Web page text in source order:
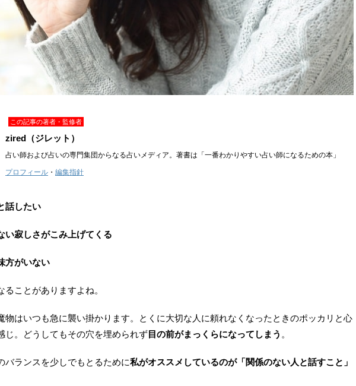
この記事の著者・監修者
zired（ジレット）
占い師および占いの専門集団からなる占いメディア。著書は「一番わかりやすい占い師になるための本」
プロフィール ・ 編集指針
話したい
い寂しさがこみ上げてくる
方がいない
ることがありますよね。
物はいつも急に襲い掛かります。とくに大切な人に頼れなくなったときのポッカリと心
じ。どうしてもその穴を埋められず目の前がまっくらになってしまう 。
バランスを少しでもとるために私がオススメしているのが「関係のない人と話すこと」